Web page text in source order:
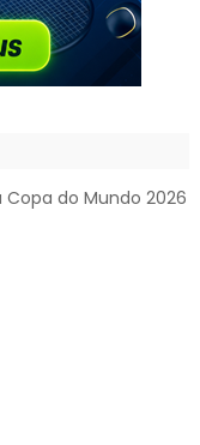
do Mundo 2026